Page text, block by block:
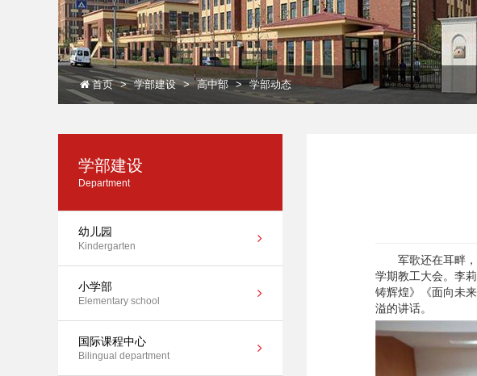
首页 学部建设 高中部 学部动态
学部建设
Department
幼儿园
Kindergarten
小学部
Elementary school
国际课程中心
Bilingual department
军歌还在耳畔
学期教工大会。李
铸辉煌》《面向未
溢的讲话。